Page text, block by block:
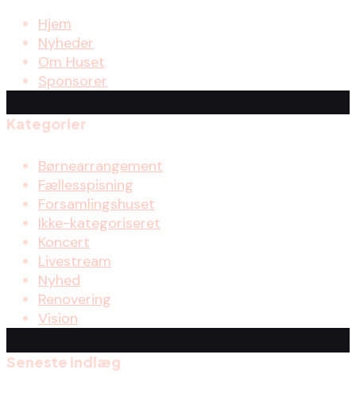
Hjem
Nyheder
Om Huset
Sponsorer
Kategorier
Børnearrangement
Fællesspisning
Forsamlingshuset
Ikke-kategoriseret
Koncert
Livestream
Nyhed
Renovering
Vision
Seneste indlæg